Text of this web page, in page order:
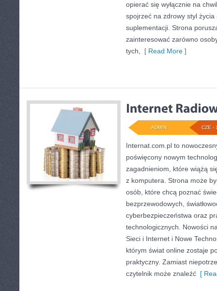
opierać się wyłącznie na
spojrzeć na zdrowy styl
suplementacji. Strona
zainteresować zarówno
tych,
[ Read More ]
CZE -
ADMIN
Internat.com.pl to
poświęcony nowym
zagadnieniom, które wiążą
z komputera. Strona może
osób, które chcą poznać
bezprzewodowych,
cyberbezpieczeństwa oraz
technologicznych. Nowości
Sieci i Internet i Nowe
którym świat online zostaje
praktyczny. Zamiast
czytelnik może znaleźć [